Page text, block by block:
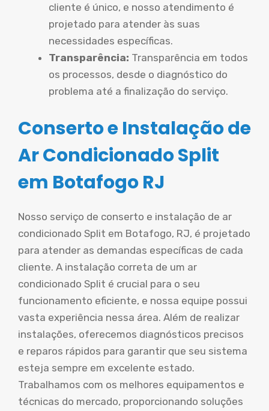
cliente é único, e nosso atendimento é
projetado para atender às suas
necessidades específicas.
Transparência: Transparência em todos
os processos, desde o diagnóstico do
problema até a finalização do serviço.
Conserto e Instalação de
Ar Condicionado Split
em Botafogo RJ
Nosso serviço de conserto e instalação de ar
condicionado Split em Botafogo, RJ, é projetado
para atender as demandas específicas de cada
cliente. A instalação correta de um ar
condicionado Split é crucial para o seu
funcionamento eficiente, e nossa equipe possui
vasta experiência nessa área. Além de realizar
instalações, oferecemos diagnósticos precisos
e reparos rápidos para garantir que seu sistema
esteja sempre em excelente estado.
Trabalhamos com os melhores equipamentos e
técnicas do mercado, proporcionando soluções